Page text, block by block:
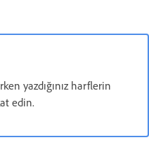
yazdığınız harflerin
edin.